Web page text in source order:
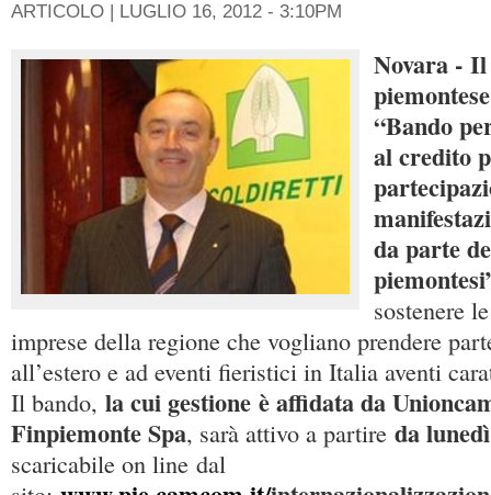
ARTICOLO | LUGLIO 16, 2012 - 3:10PM
Novara - Il
“Bando
al credito
da parte
sostenere
imprese della regione che vogliano prendere
all’estero e ad eventi fieristici in Italia aventi
Il bando, la cui gestione è affidata da
Finpiemonte Spa, sarà attivo a partire da
scaricabile on line dal